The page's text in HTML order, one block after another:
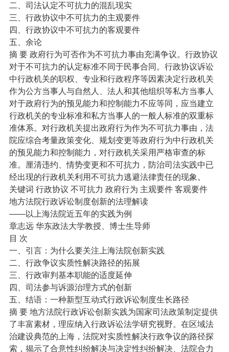
二、司法认定不可抗力的混乱现实
三、行政协议中不可抗力的主观要件
四、行政协议中不可抗力的客观要件
五、余论
摘 要 政府行为可否作为不可抗力事由充满争议。行政协议
对于不可抗力的认定标准不同于民事合同。行政协议诉讼
中行政机关的职权、专业和行政程序等因素决定行政机关
作为公方当事人与自然人、法人和其他组织等私方当事人
对于政府行为的预见能力和控制能力不应等同，应当建立
行政机关的专业标准和私方当事人的一般人标准的双重标
准体系。对行政机关提出政府行为作为不可抗力事由，法
院应综合考量政策变化、规划变更等政府行为中行政机关
的预见能力和控制能力，对行政机关采用严格审查的标
准。厘清违约、情势变更和不可抗力，防治司法实践中已
经出现的行政机关利用不可抗力逃避法律责任的现象。
关键词 行政协议 不可抗力 政府行为 主观要件 客观要件
地方法院行政诉讼制度创新的法理解读
——以上海法院近五年的实践为例
章志远 华东政法大学教授、博士生导师
目 次
一、引言：为什么要关注上海法院创新实践
二、行政争议实质性解决路径的拓展
三、行政审判基本职能的适度延伸
四、司法参与诉源治理方式的创新
五、结语：一种新型互动式行政诉讼制度生长路径
摘 要 地方法院行政诉讼创新实践为国家司法政策制定提供
了丰富素材，理应纳入行政诉讼法学研究视野。在区域法
治建设典范的上海，法院对实质性解决行政争议的路径探
索，揭示了合意性纠纷解决与决定性纠纷解决、法院合力